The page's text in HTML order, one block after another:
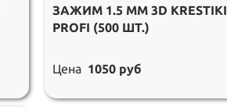
ЗАЖИМ 1.5 ММ 3D KRESTIKI
PROFI (500 ШТ.)
Цена 1050 руб